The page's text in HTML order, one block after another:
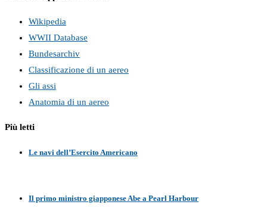
Wikipedia
WWII Database
Bundesarchiv
Classificazione di un aereo
Gli assi
Anatomia di un aereo
Più letti
Le navi dell’Esercito Americano
Il primo ministro giapponese Abe a Pearl Harbour